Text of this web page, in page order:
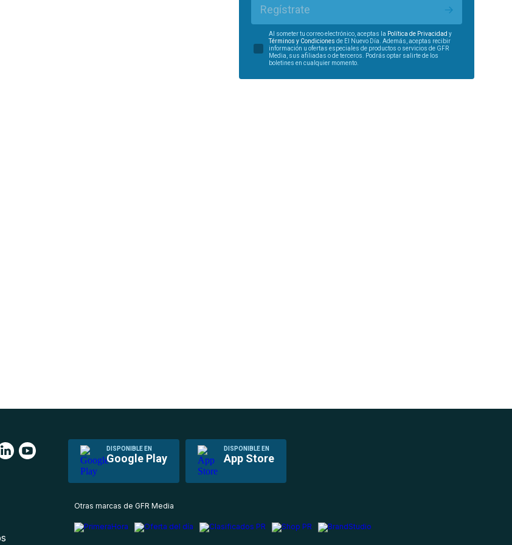
Regístrate
Al someter tu correo electrónico, aceptas la Política de Privacidad y
Términos y Condiciones de El Nuevo Día. Además, aceptas recibir
información u ofertas especiales de productos o servicios de GFR
Media, sus afiliadas o de terceros. Podrás optar salirte de los
boletines en cualquier momento.
DISPONIBLE EN
Google Play
DISPONIBLE EN
App Store
Otras marcas de GFR Media